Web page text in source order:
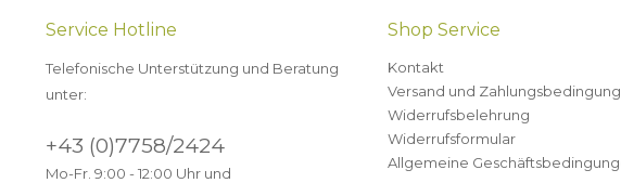
Service Hotline
Telefonische Unterstützung und Beratung
unter:
+43 (0)7758/2424
Mo-Fr. 9:00 - 12:00 Uhr und
Shop Service
Kontakt
Versand und
Widerrufsbelehrung
Widerrufsformular
Allgemeine